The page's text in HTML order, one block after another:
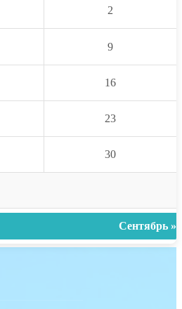
2
9
16
23
30
Сентябрь »